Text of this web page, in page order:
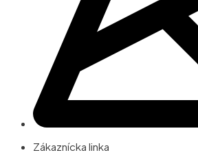
Zákaznícka linka